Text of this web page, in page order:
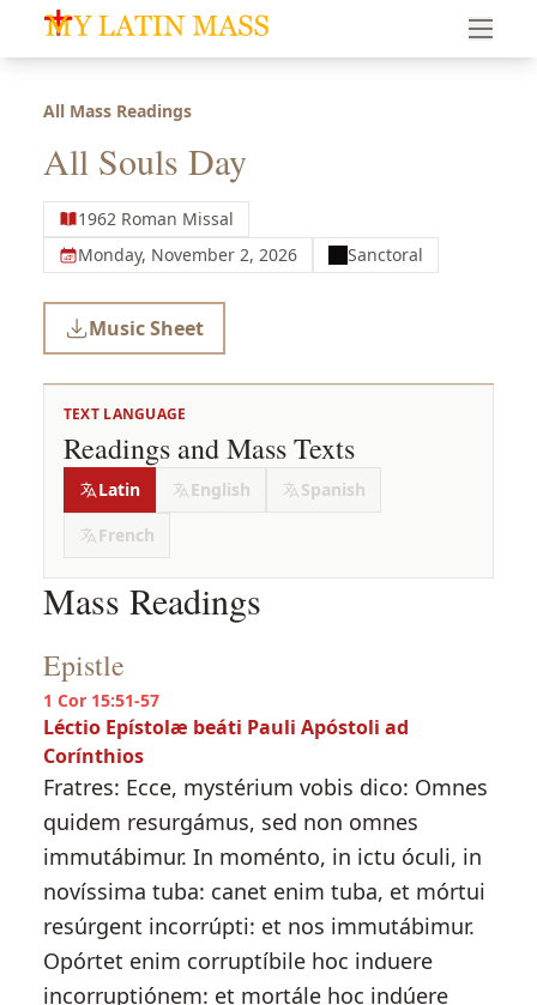
My Latin Mass - Traditional Latin Mass of South Florida
All Mass Readings
All Souls Day
1962 Roman Missal
Monday, November 2, 2026
Sanctoral
Music Sheet
TEXT LANGUAGE
Readings and Mass Texts
Latin English
Spanish
French
Mass Readings
Epistle
1 Cor 15:51-57
Léctio Epístolæ beáti Pauli Apóstoli ad
Corínthios
Fratres: Ecce, mystérium vobis dico: Omnes
quidem resurgámus, sed non omnes
immutábimur. In moménto, in ictu óculi, in
novíssima tuba: canet enim tuba, et mórtui
resúrgent incorrúpti: et nos immutábimur.
Opórtet enim corruptíbile hoc induere
incorruptiónem: et mortále hoc indúere